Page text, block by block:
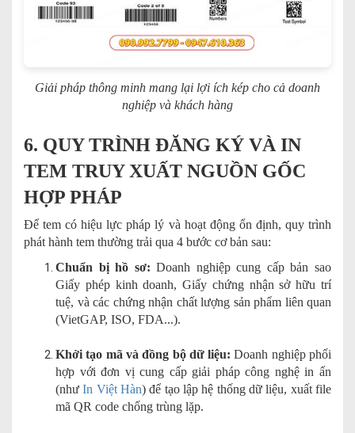
Giải pháp thông minh mang lại lợi ích kép cho cả doanh
nghiệp và khách hàng
6. QUY TRÌNH ĐĂNG KÝ VÀ IN
TEM TRUY XUẤT NGUỒN GỐC
HỢP PHÁP
Để tem có hiệu lực pháp lý và hoạt động ổn định, quy trình
phát hành tem thường trải qua 4 bước cơ bản sau:
Chuẩn bị hồ sơ: Doanh nghiệp cung cấp bản sao
Giấy phép kinh doanh, Giấy chứng nhận sở hữu trí
tuệ, và các chứng nhận chất lượng sản phẩm liên quan
(VietGAP, ISO, FDA...).
Khởi tạo mã và đồng bộ dữ liệu: Doanh nghiệp phối
hợp với đơn vị cung cấp giải pháp công nghệ in ấn
(nhưIn Việt Hàn) để tạo lập hệ thống dữ liệu, xuất file
mã QR code chống trùng lặp.